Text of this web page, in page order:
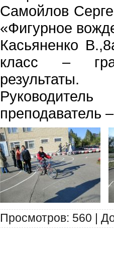
Самойлов
«Фигурное
Касьяненко
класс –
результаты.
преподаватель
Просмотров: 560 |